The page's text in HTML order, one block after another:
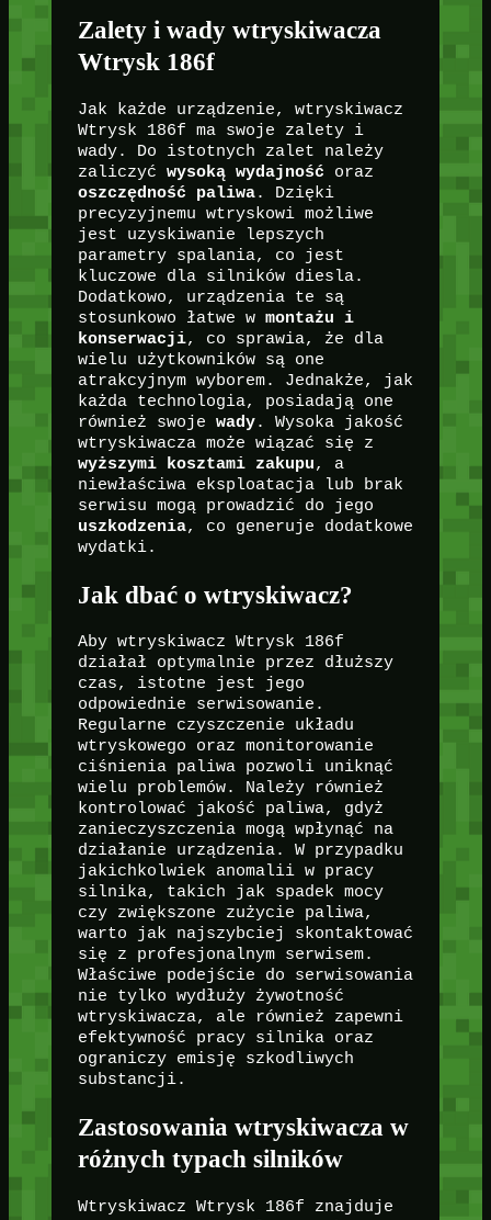
Zalety i wady wtryskiwacza
Wtrysk 186f
Jak każde urządzenie, wtryskiwacz
Wtrysk 186f ma swoje zalety i
wady. Do istotnych zalet należy
zaliczyć wysoką wydajność oraz
oszczędność paliwa. Dzięki
precyzyjnemu wtryskowi możliwe
jest uzyskiwanie lepszych
parametry spalania, co jest
kluczowe dla silników diesla.
Dodatkowo, urządzenia te są
stosunkowo łatwe w montażu i
konserwacji, co sprawia, że dla
wielu użytkowników są one
atrakcyjnym wyborem. Jednakże, jak
każda technologia, posiadają one
również swoje wady. Wysoka jakość
wtryskiwacza może wiązać się z
wyższymi kosztami zakupu, a
niewłaściwa eksploatacja lub brak
serwisu mogą prowadzić do jego
uszkodzenia, co generuje dodatkowe
wydatki.
Jak dbać o wtryskiwacz?
Aby wtryskiwacz Wtrysk 186f
działał optymalnie przez dłuższy
czas, istotne jest jego
odpowiednie serwisowanie.
Regularne czyszczenie układu
wtryskowego oraz monitorowanie
ciśnienia paliwa pozwoli uniknąć
wielu problemów. Należy również
kontrolować jakość paliwa, gdyż
zanieczyszczenia mogą wpłynąć na
działanie urządzenia. W przypadku
jakichkolwiek anomalii w pracy
silnika, takich jak spadek mocy
czy zwiększone zużycie paliwa,
warto jak najszybciej skontaktować
się z profesjonalnym serwisem.
Właściwe podejście do serwisowania
nie tylko wydłuży żywotność
wtryskiwacza, ale również zapewni
efektywność pracy silnika oraz
ograniczy emisję szkodliwych
substancji.
Zastosowania wtryskiwacza w
różnych typach silników
Wtryskiwacz Wtrysk 186f znajduje